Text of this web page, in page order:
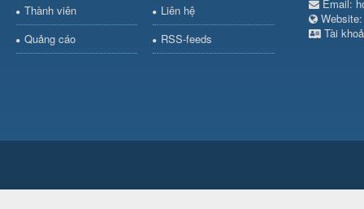
Thành viên
Liên hệ
Quảng cáo
RSS-feeds
Email:
Tài